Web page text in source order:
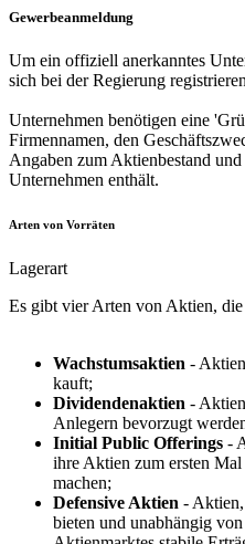
Gewerbeanmeldung
Um ein offiziell anerkanntes
sich bei der Regierung
Unternehmen benötigen eine
Firmennamen, den
Angaben zum Aktienbestand
Unternehmen enthält.
Arten von Vorräten
Lagerart
Es gibt vier Arten von Aktien,
Wachstumsaktien -
kauft;
Dividendenaktien -
Anlegern bevorzugt
Initial Public Offerings -
ihre Aktien zum ersten
machen;
Defensive Aktien -
bieten und unabhängig